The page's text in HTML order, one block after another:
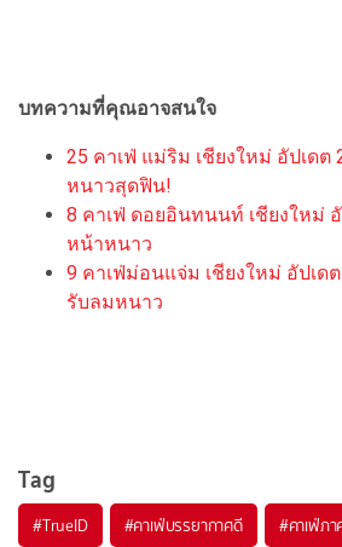
บทความที่คุณอาจสนใจ
25 คาเฟ่ แม่ริม เชียงใหม่ อัปเดต
หนาวสุดฟิน!
8 คาเฟ่ ดอยอินทนนท์ เชียงใหม่
หน้าหนาว
9 คาเฟ่ม่อนแจ่ม เชียงใหม่ อัปเด
รับลมหนาว
Tag
#TrueID #คาเฟ่บรรยากาศดี #คาเฟ่ภา